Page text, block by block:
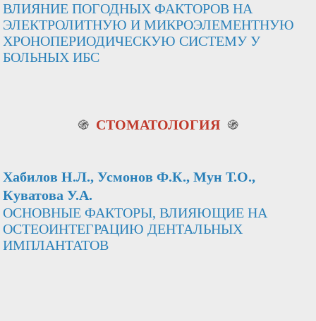
ВЛИЯНИЕ ПОГОДНЫХ ФАКТОРОВ НА
ЭЛЕКТРОЛИТНУЮ И МИКРОЭЛЕМЕНТНУЮ
ХРОНОПЕРИОДИЧЕСКУЮ СИСТЕМУ У
БОЛЬНЫХ ИБС
֍ СТОМАТОЛОГИЯ ֍
Хабилов Н.Л., Усмонов Ф.К., Мун Т.О.,
Куватова У.А.
ОСНОВНЫЕ ФАКТОРЫ, ВЛИЯЮЩИЕ НА
ОСТЕОИНТЕГРАЦИЮ ДЕНТАЛЬНЫХ
ИМПЛАНТАТОВ